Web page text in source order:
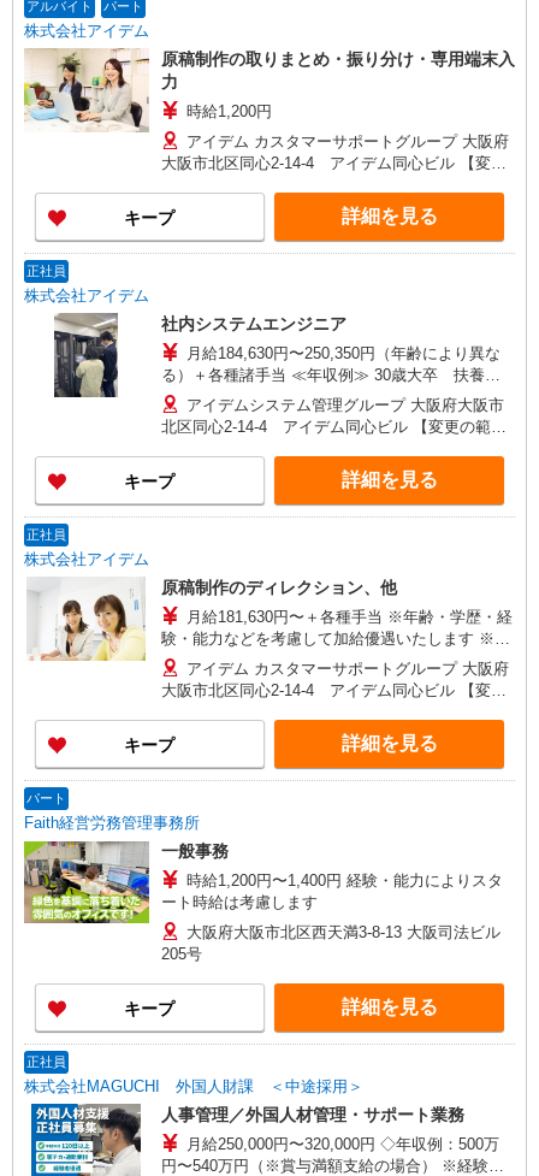
アルバイト パート
株式会社アイデム
原稿制作の取りまとめ・振り分け・専用端末入
力
時給1,200円
アイデム カスタマーサポートグループ 大阪府
大阪市北区同心2-14-4 アイデム同心ビル 【変更
トという部署名ですが、操作方法など技術的な
問い合わせを受けて対応する部署ではありませ
ん。
キープ 詳細を見る
正社員
株式会社アイデム
社内システムエンジニア
月給184,630円〜250,350円（年齢により異な
る）＋各種諸手当 ≪年収例≫ 30歳大卒 扶養家
族 妻、子供１人 ※月残業20時間の場合
4,138,730円+交通費 （月給214,350円×12ヵ月＋残
業手当（月20時間）+諸手当+賞与） 35歳大卒
主任 扶養家族 妻 子供１人 ※月残業20時間
の場合 5,180,000円＋交通費 （月給276,350円×12
ヵ月＋残業手当（月20時間）+諸手当+賞与）
アイデムシステム管理グループ 大阪府大阪市
北区同心2-14-4 アイデム同心ビル 【変更の範
キープ 詳細を見る
正社員
株式会社アイデム
原稿制作のディレクション、他
月給181,630円〜＋各種手当 ※年齢・学歴・経
験・能力などを考慮して加給優遇いたします ※住
宅手当・家族手当・残業手当別途支給 ★昇給年1
回、賞与年2回支給
アイデム カスタマーサポートグループ 大阪府
大阪市北区同心2-14-4 アイデム同心ビル 【変更
トという部署名ですが、操作方法など技術的な
問い合わせを受けて対応する部署ではありませ
ん。
キープ 詳細を見る
パート
Faith経営労務管理事務所
一般事務
時給1,200円〜1,400円 経験・能力によりスタ
ート時給は考慮します
大阪府大阪市北区西天満3-8-13 大阪司法ビル
205号
キープ 詳細を見る
正社員
株式会社MAGUCHI 外国人財課 ＜中途採用＞
人事管理／外国人材管理・サポート業務
月給250,000円〜320,000円 ◇年収例：500万
円〜540万円（※賞与満額支給の場合） ※経験・